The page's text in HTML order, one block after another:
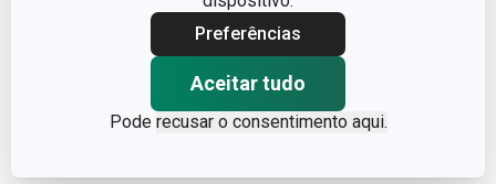
Preferências
Aceitar tudo
Pode recusar o consentimento aqui.
Disponível na loja online
COMPRAR
VIRGO 14cm
€ 21,90
Disponível na loja online
COMPRAR